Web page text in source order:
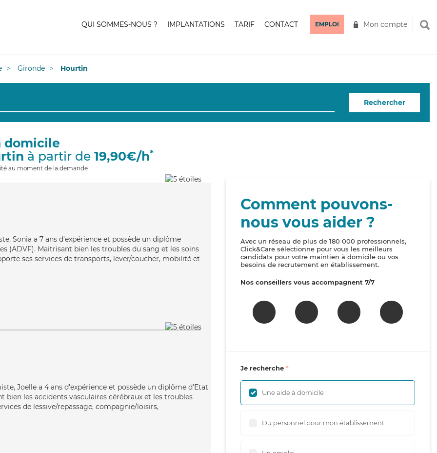
QUI SOMMES-NOUS ? IMPLANTATIONS TARIF CONTACT EMPLOI Mon compte
Gironde Hourtin
Rechercher
domicile
à partir de 19,90€/h*
au moment de la demande
Sonia a 7 ans d'expérience et possède un diplôme
(ADVF). Maitrisant bien les troubles du sang et les soins
ses services de transports, lever/coucher, mobilité et
Joelle a 4 ans d'expérience et possède un diplôme d'Etat
bien les accidents vasculaires cérébraux et les troubles
de lessive/repassage, compagnie/loisirs,
Comment pouvons-
nous vous aider ?
Avec un réseau de plus de 180 000 professionnels,
Click&Care sélectionne pour vous les meilleurs
candidats pour votre maintien à domicile ou vos
besoins de recrutement en établissement.
Nos conseillers vous accompagnent 7/7
Je recherche
Une aide à domicile
Du personnel pour mon établissement